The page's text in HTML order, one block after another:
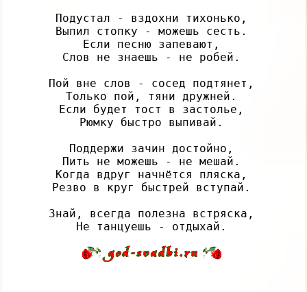
Подустал - вздохни тихонько,
Выпил стопку - можешь сесть.
Если песню запевают,
Слов не знаешь - не робей.
Пой вне слов - сосед подтянет,
Только пой, тяни дружней.
Если будет тост в застолье,
Рюмку быстро выпивай.
Поддержи зачин достойно,
Пить не можешь - не мешай.
Когда вдруг начнётся пляска,
Резво в круг быстрей вступай.
Знай, всегда полезна встряска,